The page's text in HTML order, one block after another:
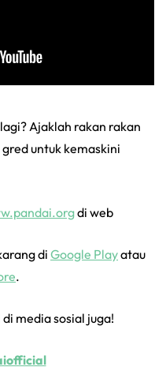
Ajaklah rakan rakan
untuk kemaskini
di web
di Google Playatau
.
media sosial juga!